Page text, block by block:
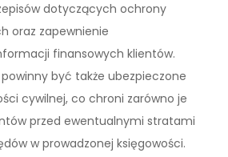
dotyczących ochrony
oraz zapewnienie
finansowych klientów.
być także ubezpieczone
cywilnej, co chroni zarówno je
przed ewentualnymi stratami
w prowadzonej księgowości.